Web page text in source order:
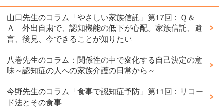
山口先生のコラム「やさしい家族信託」第17回：Ｑ＆
Ａ 外出自粛で、認知機能の低下が心配。家族信託、遺
言、後見、今できることが知りたい
八巻先生のコラム：関係性の中で変化する自己決定の意
味～認知症の人への家族介護の日常から～
今野先生のコラム「食事で認知症予防」第11回：リコー
ド法とその食事